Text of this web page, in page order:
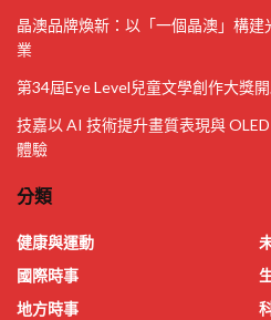
晶澳品牌煥新：以「一個晶澳」構
業
第34屆Eye Level兒童文學創作大獎
技嘉以 AI 技術提升畫質表現與
體驗
分類
健康與運動
國際時事
地方時事